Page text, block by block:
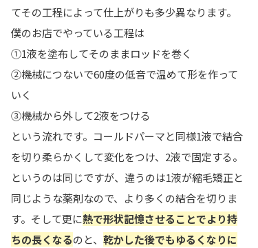
てその工程によって仕上がりも多少異なります。
僕のお店でやっている工程は
①1液を塗布してそのままロッドを巻く
②機械につないで60度の低音で温めて形を作って
いく
③機械から外して2液をつける
という流れです。コールドパーマと同様1液で結合
を切り柔らかくして変化をつけ、2液で固定する。
というのは同じですが、違うのは1液が縮毛矯正と
同じような薬剤なので、より多くの結合を切りま
す。そして更に熱で形状記憶させることでより持
ちの長くなるのと、 乾かした後でもゆるくなりに